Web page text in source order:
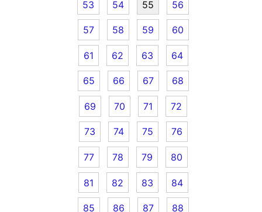
53 54 55 56
57 58 59 60
61 62 63 64
65 66 67 68
69 70 71 72
73 74 75 76
77 78 79 80
81 82 83 84
85 86 87 88